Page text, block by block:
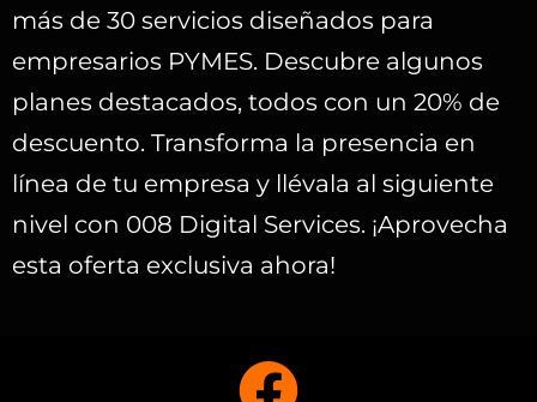
más de 30 servicios diseñados para
empresarios PYMES. Descubre algunos
planes destacados, todos con un 20% de
descuento. Transforma la presencia en
línea de tu empresa y llévala al siguiente
nivel con 008 Digital Services. ¡Aprovecha
esta oferta exclusiva ahora!